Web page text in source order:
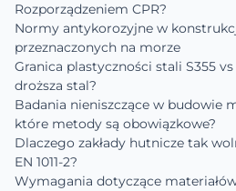
Rozporządzeniem CPR?
Normy antykorozyjne w
przeznaczonych na morze
Granica plastyczności stali S355
droższa stal?
Badania nieniszczące w budowie
które metody są obowiązkowe?
Dlaczego zakłady hutnicze tak
EN 1011-2?
Wymagania dotyczące